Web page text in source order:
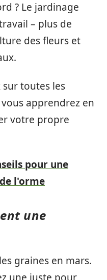
? Le jardinage
– plus de
des fleurs et
sur toutes les
apprendrez en
votre propre
pour une
l'orme
une
graines en mars.
une juste pour